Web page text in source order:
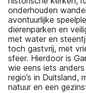
onderhouden
avontuurlijke
dierenparken en
met water en
toch gastvrij, met
sfeer. Hierdoor is
wie eens iets
regio’s in
natuur en een